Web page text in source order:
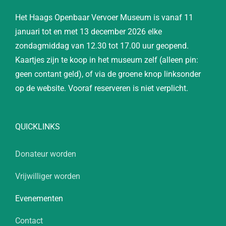
Het Haags Openbaar Vervoer Museum is vanaf 11
januari tot en met 13 december 2026 elke
zondagmiddag van 12.30 tot 17.00 uur geopend.
Kaartjes zijn te koop in het museum zelf (alleen pin:
geen contant geld), of via de groene knop linksonder
op de website. Vooraf reserveren is niet verplicht.
QUICKLINKS
Donateur worden
Vrijwilliger worden
Evenementen
Contact